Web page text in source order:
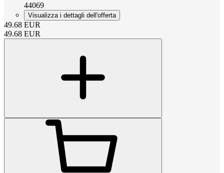
44069
Visualizza i dettagli dell'offerta
49.68 EUR
49.68 EUR